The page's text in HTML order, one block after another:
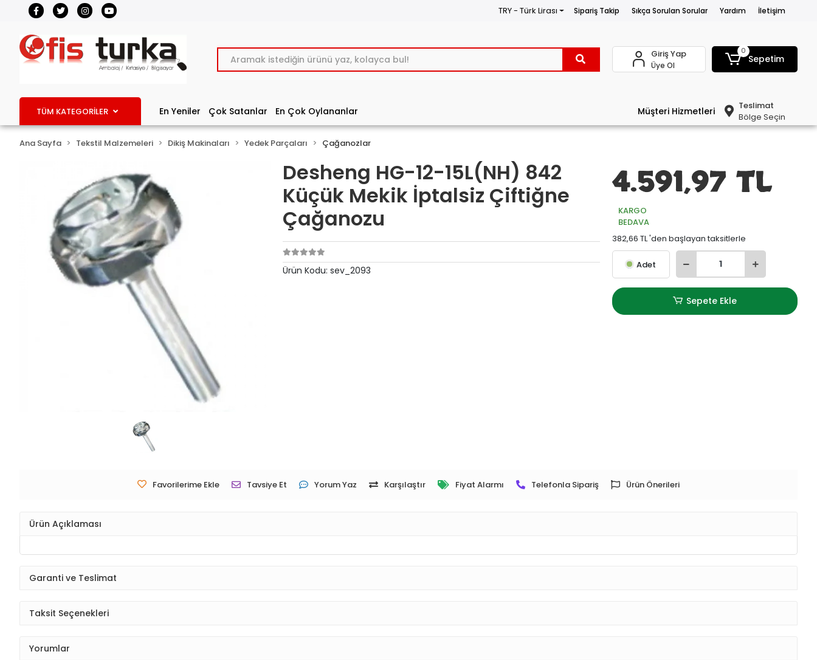
TRY - Türk Lirası Sipariş Takip Sıkça Sorulan Sorular Yardım İletişim
Giriş Yap
Üye Ol
0
Sepetim
TÜM KATEGORİLER En Yeniler Çok Satanlar En Çok Oylananlar Müşteri Hizmetleri
Teslimat
Bölge Seçin
Ana Sayfa Tekstil Malzemeleri Dikiş Makinaları Yedek Parçaları Çağanozlar
Desheng HG-12-15L(NH) 842
Küçük Mekik İptalsiz Çiftiğne
Çağanozu
Ürün Kodu:sev_2093
4.591,97 TL
KARGO
BEDAVA
382,66 TL 'den başlayan taksitlerle
Adet
Sepete Ekle
Favorilerime Ekle Tavsiye Et Yorum Yaz Karşılaştır Fiyat Alarmı Telefonla Sipariş Ürün Önerileri
Ürün Açıklaması
Garanti ve Teslimat
Taksit Seçenekleri
Yorumlar